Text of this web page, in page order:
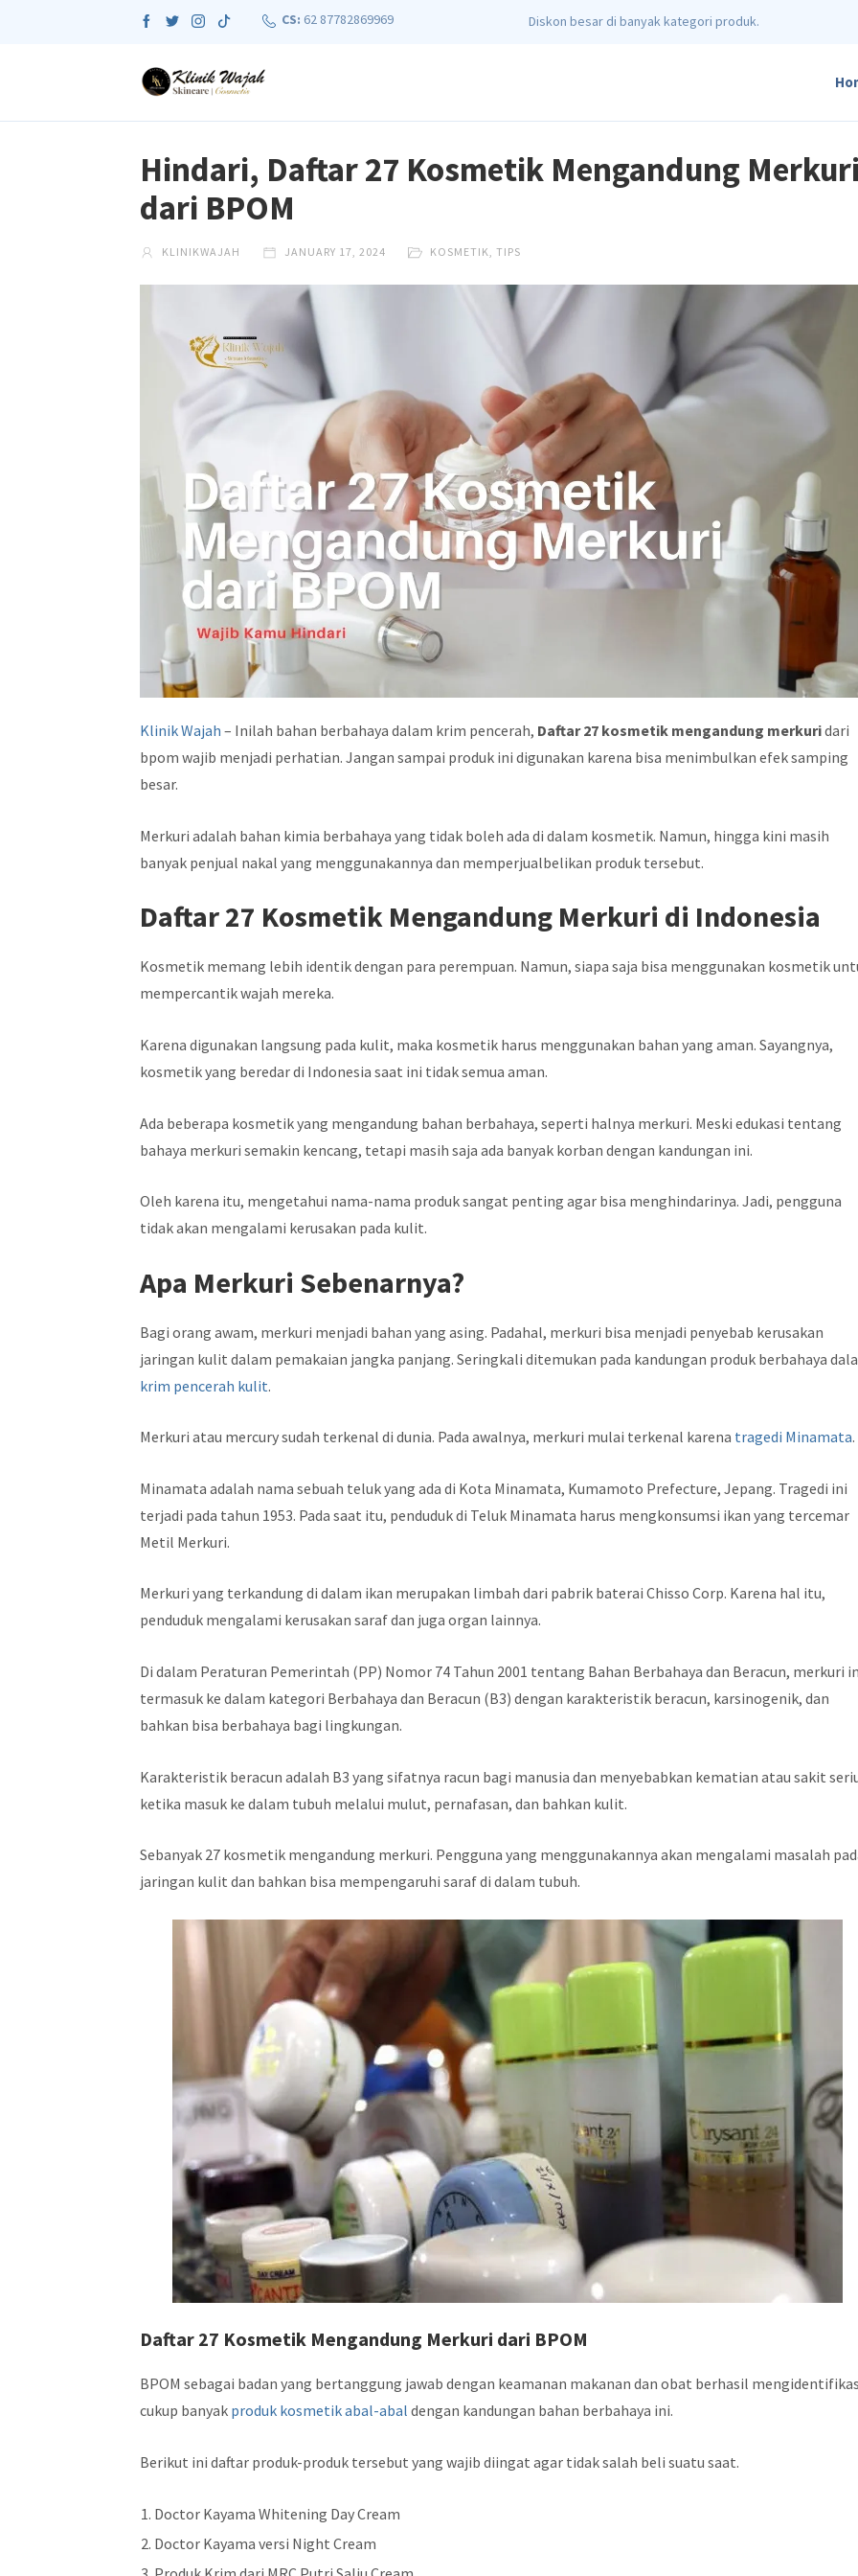
CS: 62 87782869969 Diskon besar di banyak kategori produk.
Hindari, Daftar 27 Kosmetik Mengandung
dari BPOM
KLINIKWAJAH JANUARY 17, 2024 KOSMETIK ,TIPS
Klinik Wajah – Inilah bahan berbahaya dalam krim pencerah, Daftar 27 kosmetik mengandung merkuridari
bpom wajib menjadi perhatian. Jangan sampai produk ini digunakan karena bisa menimbulkan efek samping
besar.
Merkuri adalah bahan kimia berbahaya yang tidak boleh ada di dalam kosmetik. Namun, hingga kini masih
banyak penjual nakal yang menggunakannya dan memperjualbelikan produk tersebut.
Daftar 27 Kosmetik Mengandung Merkuri di Indonesia
Kosmetik memang lebih identik dengan para perempuan. Namun, siapa saja bisa menggunakan kosmetik
mempercantik wajah mereka.
Karena digunakan langsung pada kulit, maka kosmetik harus menggunakan bahan yang aman. Sayangnya,
kosmetik yang beredar di Indonesia saat ini tidak semua aman.
Ada beberapa kosmetik yang mengandung bahan berbahaya, seperti halnya merkuri. Meski edukasi tentang
bahaya merkuri semakin kencang, tetapi masih saja ada banyak korban dengan kandungan ini.
Oleh karena itu, mengetahui nama-nama produk sangat penting agar bisa menghindarinya. Jadi, pengguna
tidak akan mengalami kerusakan pada kulit.
Apa Merkuri Sebenarnya?
Bagi orang awam, merkuri menjadi bahan yang asing. Padahal, merkuri bisa menjadi penyebab kerusakan
jaringan kulit dalam pemakaian jangka panjang. Seringkali ditemukan pada kandungan produk berbahaya
krim pencerah kulit.
Merkuri atau mercury sudah terkenal di dunia. Pada awalnya, merkuri mulai terkenal karena tragedi Minamata.
Minamata adalah nama sebuah teluk yang ada di Kota Minamata, Kumamoto Prefecture, Jepang. Tragedi ini
terjadi pada tahun 1953. Pada saat itu, penduduk di Teluk Minamata harus mengkonsumsi ikan yang tercemar
Metil Merkuri.
Merkuri yang terkandung di dalam ikan merupakan limbah dari pabrik baterai Chisso Corp. Karena hal itu,
penduduk mengalami kerusakan saraf dan juga organ lainnya.
Di dalam Peraturan Pemerintah (PP) Nomor 74 Tahun 2001 tentang Bahan Berbahaya dan Beracun, merkuri
termasuk ke dalam kategori Berbahaya dan Beracun (B3) dengan karakteristik beracun, karsinogenik, dan
bahkan bisa berbahaya bagi lingkungan.
Karakteristik beracun adalah B3 yang sifatnya racun bagi manusia dan menyebabkan kematian atau sakit
ketika masuk ke dalam tubuh melalui mulut, pernafasan, dan bahkan kulit.
Sebanyak 27 kosmetik mengandung merkuri. Pengguna yang menggunakannya akan mengalami masalah
jaringan kulit dan bahkan bisa mempengaruhi saraf di dalam tubuh.
Daftar 27 Kosmetik Mengandung Merkuri dari BPOM
BPOM sebagai badan yang bertanggung jawab dengan keamanan makanan dan obat berhasil
cukup banyak produk kosmetik abal-abal dengan kandungan bahan berbahaya ini.
Berikut ini daftar produk-produk tersebut yang wajib diingat agar tidak salah beli suatu saat.
Doctor Kayama Whitening Day Cream
Doctor Kayama versi Night Cream